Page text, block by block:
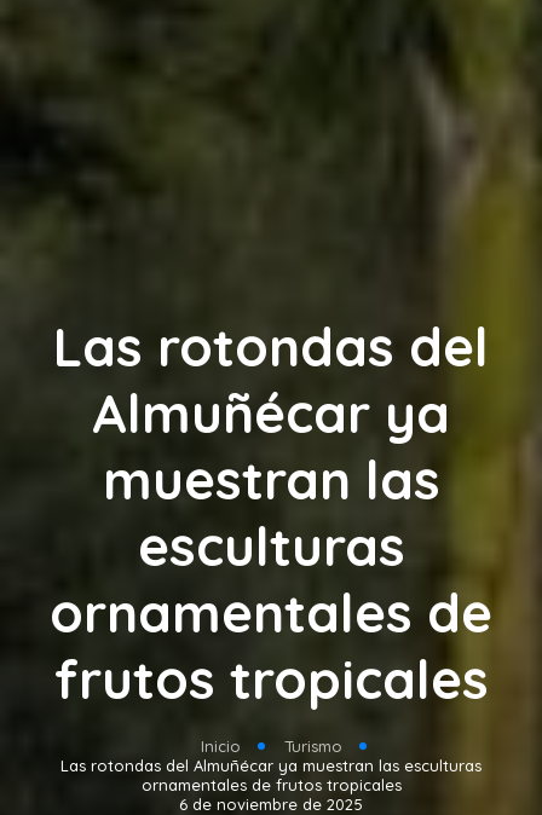
Las rotondas del
Almuñécar ya
muestran las
esculturas
ornamentales de
frutos tropicales
Inicio
Turismo
Las rotondas del Almuñécar ya muestran las esculturas
ornamentales de frutos tropicales
6 de noviembre de 2025